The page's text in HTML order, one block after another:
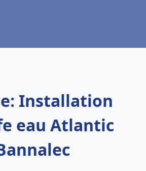
Installation
eau Atlantic